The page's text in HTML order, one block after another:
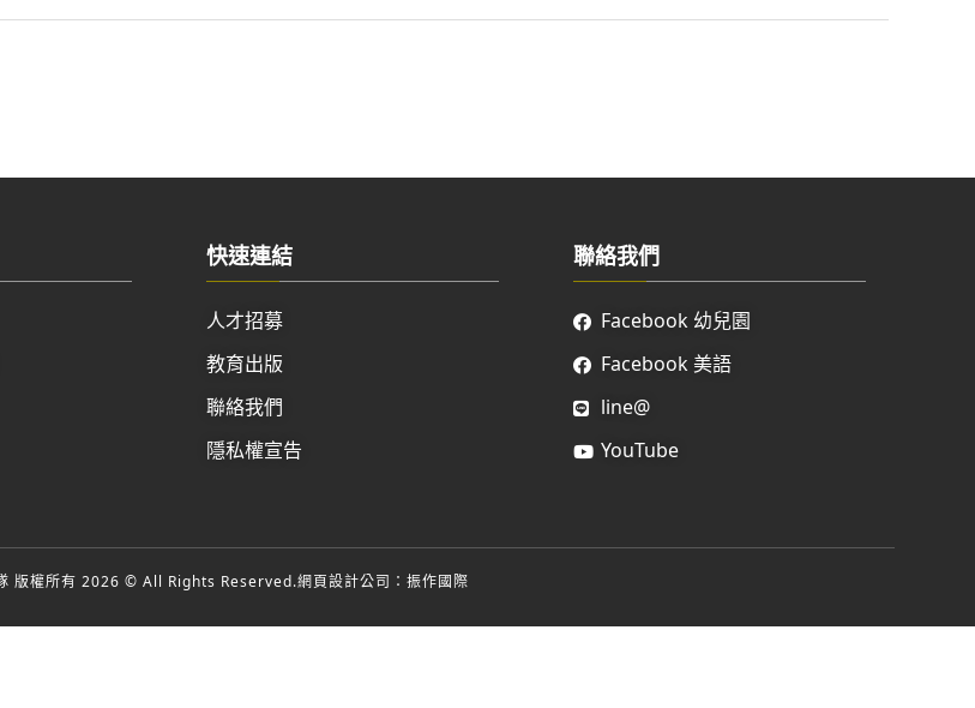
快速連結
人才招募
教育出版
聯絡我們
隱私權宣告
聯絡我們
Facebook 幼兒園
Facebook 美語
line@
YouTube
版權所有 2026 © All Rights Reserved.網頁設計公司 ：振作國際